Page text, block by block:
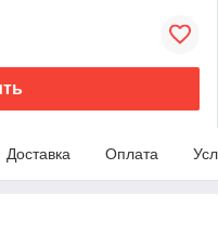
Доставка Оплата